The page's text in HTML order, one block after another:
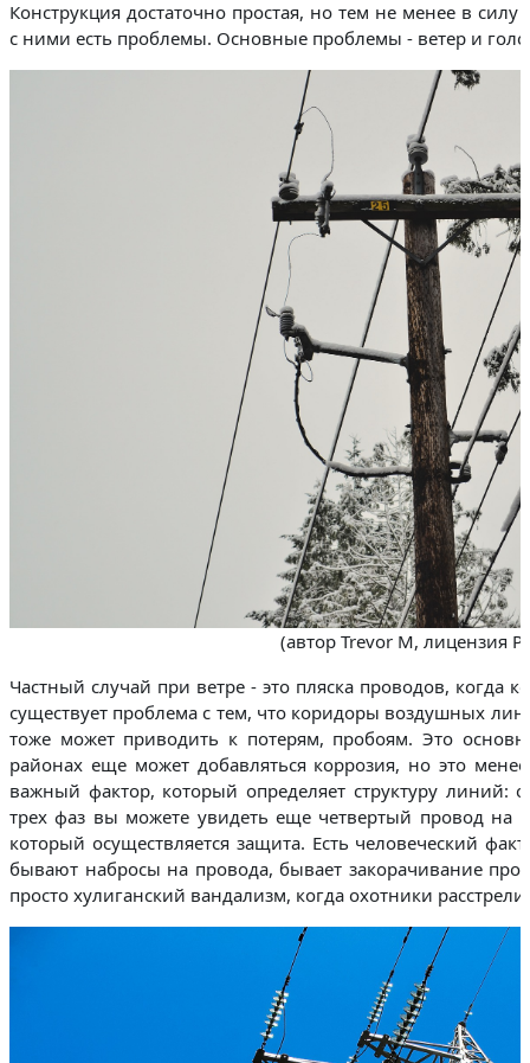
Конструкция достаточно простая, но тем не менее в
с ними есть проблемы. Основные проблемы - ветер и
(автор Trevor M, лицензия
Частный случай при ветре - это пляска проводов, когда
существует проблема с тем, что коридоры воздушных
тоже может приводить к потерям, пробоям. Это
районах еще может добавляться коррозия, но это
важный фактор, который определяет структуру линий:
трех фаз вы можете увидеть еще четвертый провод на
который осуществляется защита. Есть человеческий
бывают набросы на провода, бывает закорачивание
просто хулиганский вандализм, когда охотники